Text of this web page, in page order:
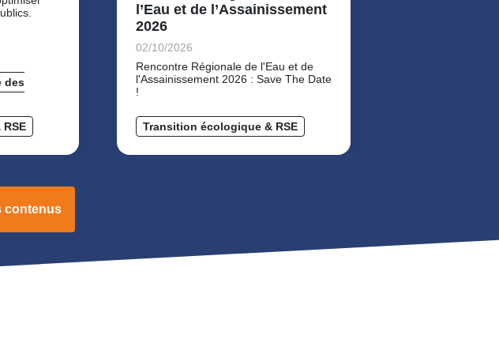
des
l’Eau et de l’Assainissement
2026
02/10/2026
Rencontre Régionale de l'Eau et de
l'Assainissement 2026 : Save The Date
!
Transition écologique & RSE
contenus